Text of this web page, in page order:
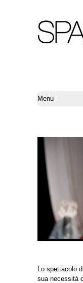
Lo spettacolo
sua necessità